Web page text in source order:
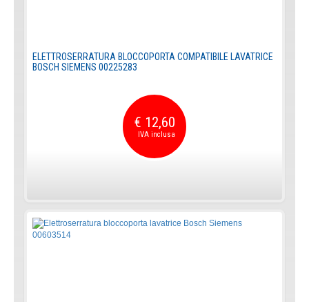
ELETTROSERRATURA BLOCCOPORTA COMPATIBILE LAVATRICE
BOSCH SIEMENS 00225283
€ 12,60